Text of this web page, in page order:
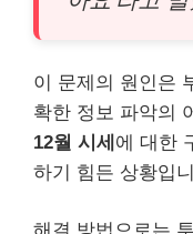
이 문제의 원인은
확한 정보 파악의
12월 시세 에 대한
하기 힘든 상황입